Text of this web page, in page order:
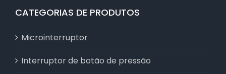
CATEGORIAS DE PRODUTOS
Microinterruptor
Interruptor de botão de pressão